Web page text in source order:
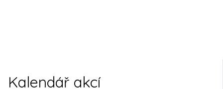
Kalendář akcí